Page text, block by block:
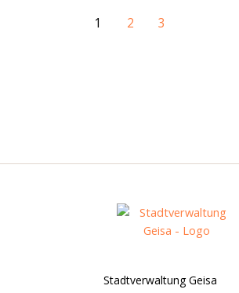
1 2 3
Stadtverwaltung Geisa